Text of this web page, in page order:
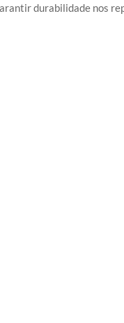
durabilidade nos